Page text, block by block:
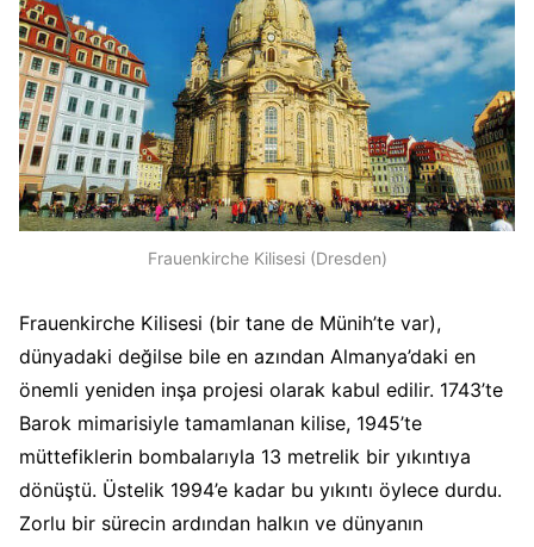
Frauenkirche Kilisesi (Dresden)
Frauenkirche Kilisesi (bir tane de Münih’te var),
dünyadaki değilse bile en azından Almanya’daki en
önemli yeniden inşa projesi olarak kabul edilir. 1743’te
Barok mimarisiyle tamamlanan kilise, 1945’te
müttefiklerin bombalarıyla 13 metrelik bir yıkıntıya
dönüştü. Üstelik 1994’e kadar bu yıkıntı öylece durdu.
Zorlu bir sürecin ardından halkın ve dünyanın